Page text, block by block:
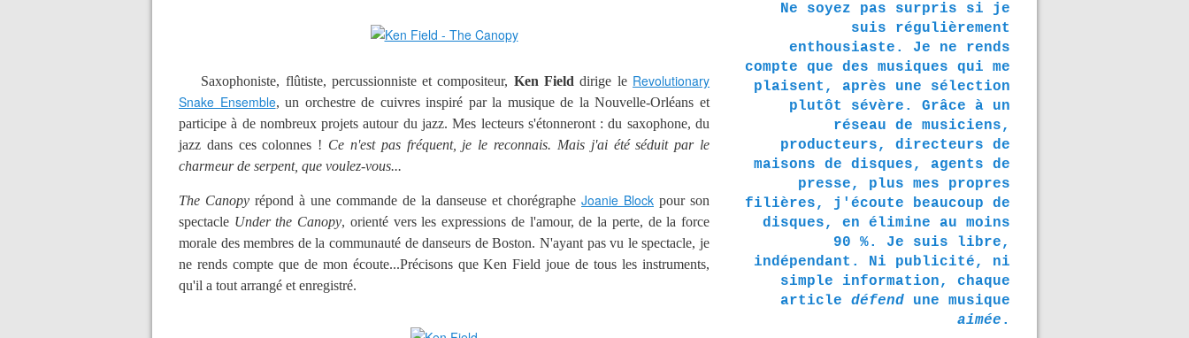
Saxophoniste, flûtiste, percussionniste et compositeur, Ken Field dirige le Revolutionary
Snake Ensemble, un orchestre de cuivres inspiré par la musique de la Nouvelle-Orléans et
participe à de nombreux projets autour du jazz. Mes lecteurs s'étonneront : du saxophone, du
jazz dans ces colonnes ! Ce n'est pas fréquent, je le reconnais. Mais j'ai été séduit par le
charmeur de serpent, que voulez-vous...
The Canopy répond à une commande de la danseuse et chorégraphe Joanie Block pour son
spectacle Under the Canopy, orienté vers les expressions de l'amour, de la perte, de la force
morale des membres de la communauté de danseurs de Boston. N'ayant pas vu le spectacle, je
ne rends compte que de mon écoute...Précisons que Ken Field joue de tous les instruments,
qu'il a tout arrangé et enregistré.
Ne soyez pas surpris si je
suis régulièrement
enthousiaste. Je ne rends
compte que des musiques qui me
plaisent, après une sélection
plutôt sévère. Grâce à un
réseau de musiciens,
producteurs, directeurs de
maisons de disques, agents de
presse, plus mes propres
filières, j'écoute beaucoup de
disques, en élimine au moins
90 %. Je suis libre,
indépendant. Ni publicité, ni
simple information, chaque
article défend une musique
aimée .